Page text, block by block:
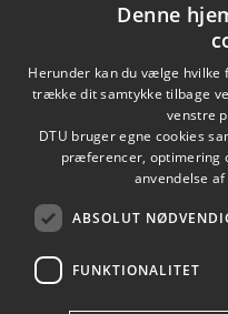
Job og karriere
Denne
Herunder kan du vælge hvilke
trække dit samtykke tilbage
venstre
DTU bruger egne cookies
præferencer, optimering
anvendelse
ABSOLUT
FUNKTIONALITET